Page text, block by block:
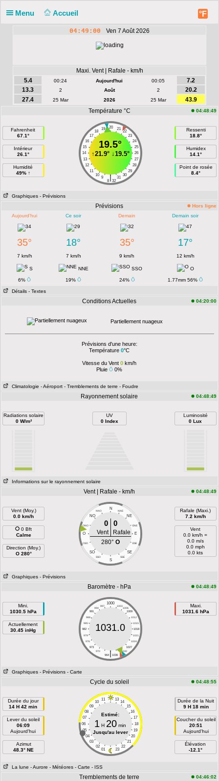
Menu Accueil °F
04:49:00 Ven 7 Août 2026
Maxi. Vent | Rafale - km/h
5.4
00:24 Aujourd'hui 00:05
7.2
13.3
2 Août 2
20.2
27.4
25 Mar 2026 25 Mar
43.9
Température °C
04:48:49
Fahrenheit
67.1°
Intérieur
26.1°
Humidité
49% ↑
20
19 21
18
22
17
23
16
24
15
25
14
26
13
27
12
28
11
29
10
30
9 31
|
8 32
19.5°
↑21.9°↓19.5°
Ressenti
18.8°
Humidex
14.1°
Point de rosée
8.4°
Graphiques - Prévisions
Prévisions
Hors ligne
Aujourd’hui
Ce soir Demain Demain soir
35° 18° 35° 17°
7 km/h 7 km/h 9 km/h 12 km/h
S NNE SSO O
6% 19% 24% 1.77mm 56%
Détails - Textes
Conditions Actuelles 04:20:00
Partiellement nuageux
Prévisions d'une heure:
Température0°C
Vitesse du Vent0 km/h
Pluie
0%
Climatologie - Aéroport - Tremblements de terre - Foudre
Rayonnement solaire 04:48:49
Radiations solaire
0 W/m²
UV
0 Index
Luminosité
0 Lux
Informations sur le rayonnement solaire
Vent | Rafale - km/h 04:48:49
Vent (Moy.)
0.0 km/h
0 Bft
Calme
Direction (Moy.)
O 280°
N
NNO NNE
NO NE
ONO ENE
O E
OSO ESE
SO SE
SSO SSE
S
0 0
Vent
Rafale
280° O
Rafale (Maxi.)
7.2 km/h
Vent
0.0 km/h =
0.0 m/s
0.0 mph
0.0 kts
Graphiques - Prévisions
Baromètre - hPa 04:48:49
Mini.
1030.5 hPa
Actuellement
30.45 inHg
1000
997 1003
994
1006
991
1009
988
1012
985
1015
982
1018
979
1021
976
1024
973
1027
970
1030
|
964 1036
1031.0
Maxi.
1031.6 hPa
Graphiques - Prévisions - Carte
Cycle du soleil 04:48:55
Durée du jour
14 H 42 min
Lever du soleil
06:09
Aujourd'hui
Azimut
48.3° NE
11 13
10
14
09
15
08
16
07
17
06
18
05
19
04
20
03
21
02
22
01 23
Estimé:
1 H 20 min
Jusqu'au lever
Durée de la Nuit
9 H 18 min
Coucher du soleil
20:51
Aujourd'hui
Élévation
-12.1°
La lune - Aurore - Météores - Carte - ISS
Tremblements de terre 04:46:02